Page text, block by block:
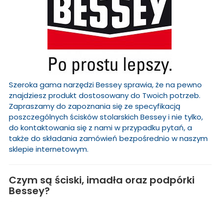
Szeroka gama narzędzi Bessey sprawia, że na pewno
znajdziesz produkt dostosowany do Twoich potrzeb.
Zapraszamy do zapoznania się ze specyfikacją
poszczególnych ścisków stolarskich Bessey i nie tylko,
do kontaktowania się z nami w przypadku pytań, a
także do składania zamówień bezpośrednio w naszym
sklepie internetowym.
Czym są ściski, imadła oraz podpórki
Bessey?